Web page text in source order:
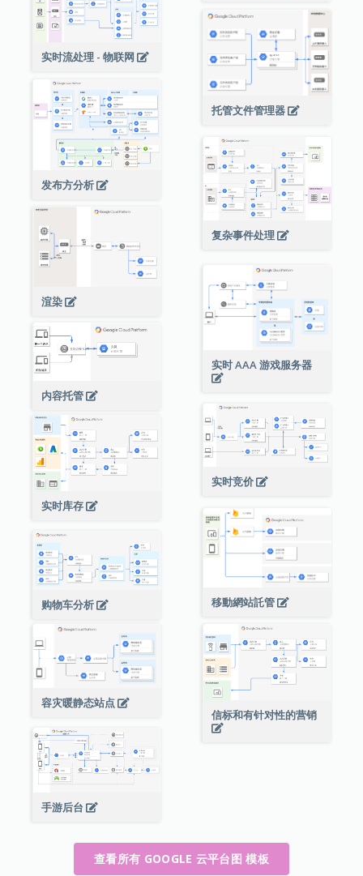
实时流处理 - 物联网
托管文件管理器
发布方分析
复杂事件处理
渲染
实时 AAA 游戏服务器
内容托管
实时竞价
实时库存
移動網站託管
购物车分析
容灾暖静态站点
信标和有针对性的营销
手游后台
查看所有 GOOGLE 云平台图 模板